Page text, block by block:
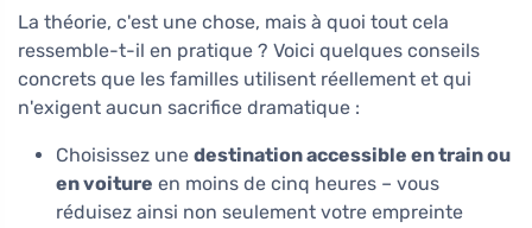
La théorie, c'est une chose, mais à quoi tout cela
ressemble-t-il en pratique ? Voici quelques conseils
concrets que les familles utilisent réellement et qui
n'exigent aucun sacrifice dramatique :
Choisissez une destination accessible en train ou
en voiture en moins de cinq heures – vous
réduisez ainsi non seulement votre empreinte